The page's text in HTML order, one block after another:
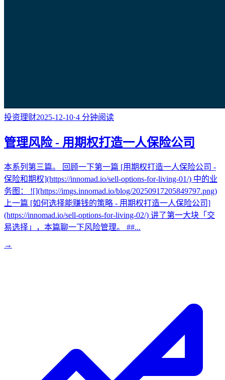
投资理财2025-12-10·4 分钟阅读
管理风险 - 用期权打造一人保险公司
本系列第三篇。 回顾一下第一篇 [用期权打造一人保险公司 -
保险和期权](https://innomad.io/sell-options-for-living-01/) 中的业
务图： ![](https://imgs.innomad.io/blog/20250917205849797.png)
上一篇 [如何选择能赚钱的策略 - 用期权打造一人保险公司]
(https://innomad.io/sell-options-for-living-02/) 讲了第一大块「交
易选择」，本篇聊一下风险管理。 ##...
→